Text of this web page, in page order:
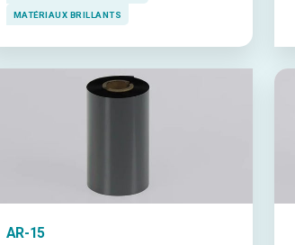
MATÉRIAUX BRILLANTS
AR-15